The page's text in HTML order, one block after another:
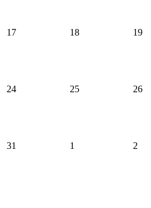
17 18 19
24 25 26
31 1 2